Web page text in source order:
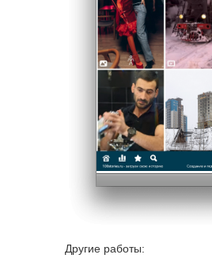
Другие работы: